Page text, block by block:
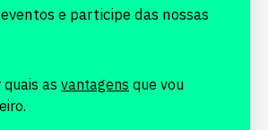
e participe das nossas
as vantagens que vou